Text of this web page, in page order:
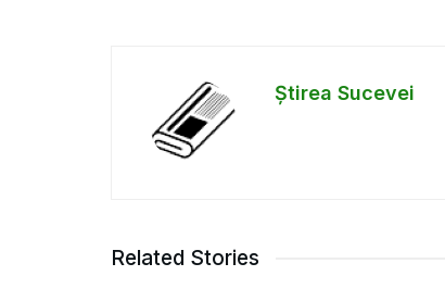
Știrea Sucevei
Related Stories